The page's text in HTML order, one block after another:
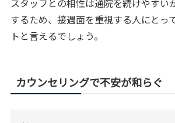
するため、接遇面を重視する人にとっ
トと言えるでしょう。
カウンセリングで不安が和らぐ